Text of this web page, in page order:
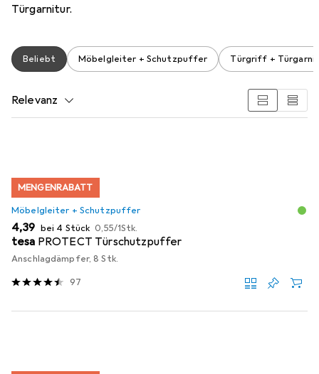
Türgarnitur.
Beliebt Möbelgleiter + Schutzpuffer Türgriff +
Relevanz
MENGENRABATT
Möbelgleiter + Schutzpuffer
EUR
4,39 bei 4 Stück EUR
0,55/1Stk.
tesa PROTECT Türschutzpuffer
Anschlagdämpfer, 8 Stk.
97